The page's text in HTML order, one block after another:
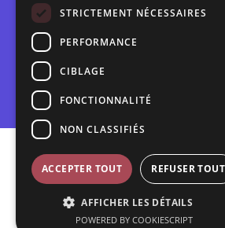
Espace scolaire
Politique de
Plan du site
STRICTEMENT NÉCESSAIRES
PERFORMANCE
CIBLAGE
FONCTIONNALITÉ
NON CLASSIFIÉS
ACCEPTER TOUT REFUSER TOUT
AFFICHER LES DÉTAILS
POWERED BY COOKIESCRIPT